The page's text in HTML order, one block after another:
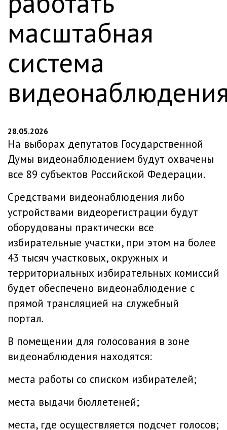
масштабная
система
28.05.2026
На выборах депутатов Государственной
Думы видеонаблюдением будут охвачены
все 89 субъектов Российской Федерации.
Средствами видеонаблюдения либо
устройствами видеорегистрации будут
оборудованы практически все
избирательные участки, при этом на более
43 тысяч участковых, окружных и
территориальных избирательных комиссий
будет обеспечено видеонаблюдение с
прямой трансляцией на служебный
портал.
В помещении для голосования в зоне
видеонаблюдения находятся:
места работы со списком избирателей;
места выдачи бюллетеней;
места, где осуществляется подсчет голосов;